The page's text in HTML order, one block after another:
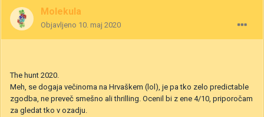
Molekula
Objavljeno 10. maj 2020
The hunt 2020.
Meh, se dogaja večinoma na Hrvaškem (lol), je pa tko zelo predictable
zgodba, ne preveč smešno ali thrilling. Ocenil bi z ene 4/10, priporočam
za gledat tko v ozadju.